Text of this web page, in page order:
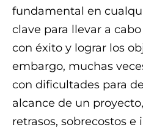
fundamental en
clave para llevar a
con éxito y lograr los
embargo, muchas
con dificultades para
alcance de un
retrasos, sobrecostos e